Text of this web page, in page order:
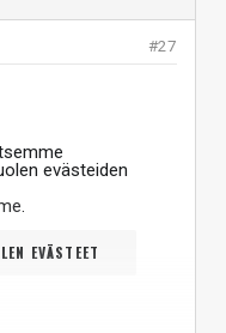
#27
evästeiden
.
EVÄSTEET